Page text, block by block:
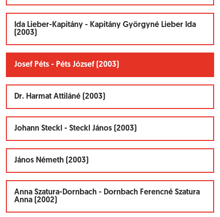
Ida Lieber-Kapitány - Kapitány Györgyné Lieber Ida
(2003)
Josef Péts - Péts József (2003)
Dr. Harmat Attiláné (2003)
Johann Steckl - Steckl János (2003)
János Németh (2003)
Anna Szatura-Dornbach - Dornbach Ferencné Szatura
Anna (2002)